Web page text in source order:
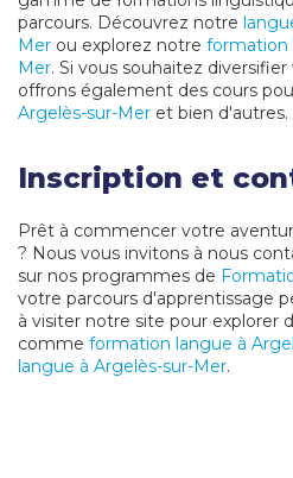
parcours. Découvrez notre
Mer ou explorez notre formation
Mer. Si vous souhaitez
offrons également des cours
Argelès-sur-Mer et bien d'autres.
Inscription et
Prêt à commencer votre
? Nous vous invitons à nous
sur nos programmes de
votre parcours d'apprentissage
à visiter notre site pour explorer
comme formation langue à
langue à Argelès-sur-Mer.